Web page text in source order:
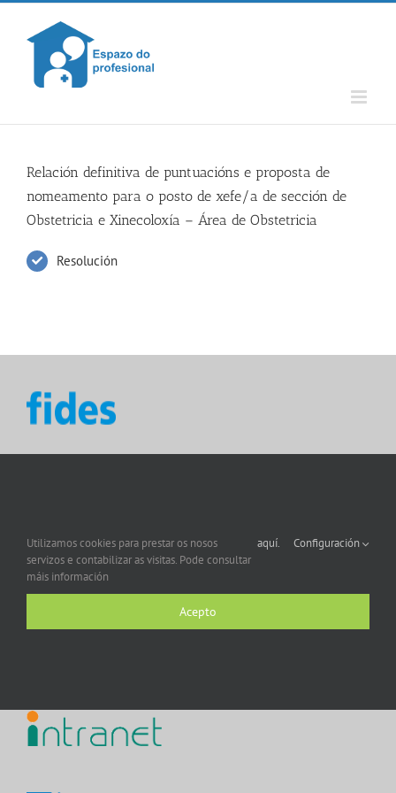
Skip
content
Relación definitiva de puntuacións e proposta de
nomeamento para o posto de xefe/a de sección de
Obstetricia e Xinecoloxía – Área de Obstetricia
Resolución
Utilizamos cookies para prestar os nosos
servizos e contabilizar as visitas. Pode consultar
máis información
aquí. Configuración
Acepto